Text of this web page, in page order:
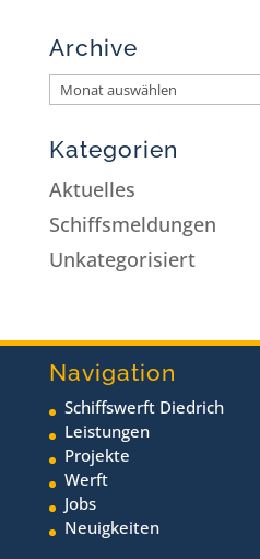
Archive
Kategorien
Aktuelles
Schiffsmeldungen
Unkategorisiert
Navigation
Schiffswerft Diedrich
Leistungen
Projekte
Werft
Jobs
Neuigkeiten